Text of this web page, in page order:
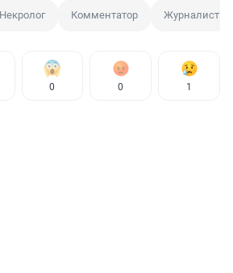
Некролог Комментатор Журналист
0 0 1